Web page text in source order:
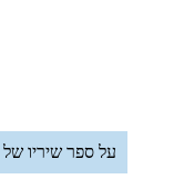
על ספר שיריו של